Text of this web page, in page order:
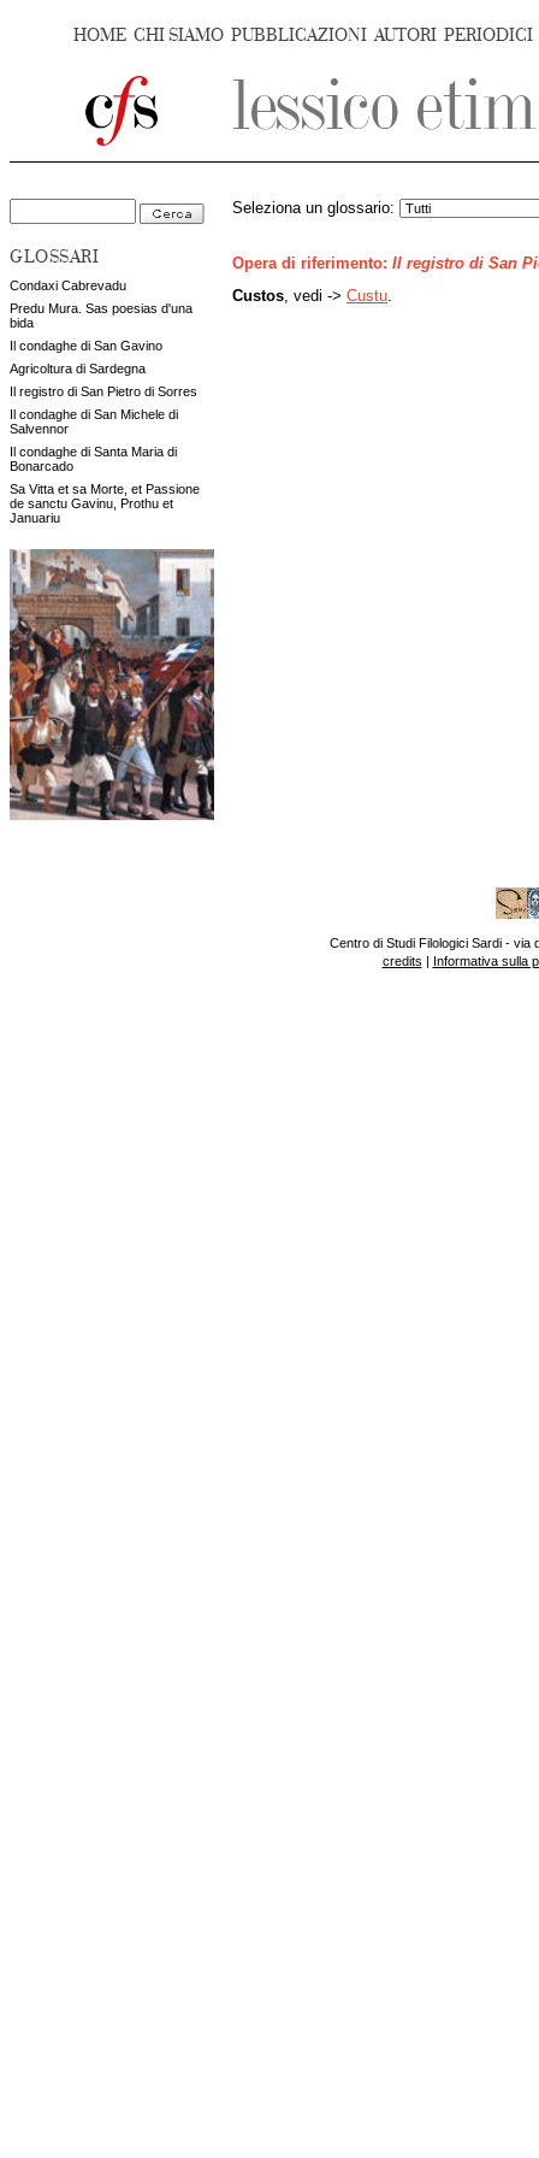
HOME CHI SIAMO PUBBLICAZIONI AUTORI PERIODICI
GLOSSARI
Condaxi Cabrevadu
Predu Mura. Sas poesias d'una
bida
Il condaghe di San Gavino
Agricoltura di Sardegna
Il registro di San Pietro di Sorres
Il condaghe di San Michele di
Salvennor
Il condaghe di Santa Maria di
Bonarcado
Sa Vitta et sa Morte, et Passione
de sanctu Gavinu, Prothu et
Januariu
Seleziona un glossario:
Opera di riferimento: Il registro di San
Custos , vedi -> Custu
Centro di Studi Filologici Sardi - via
credits | Informativa sulla